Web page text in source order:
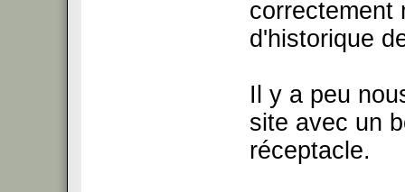
correctement
d'historique
Il y a peu
site avec un
réceptacle.